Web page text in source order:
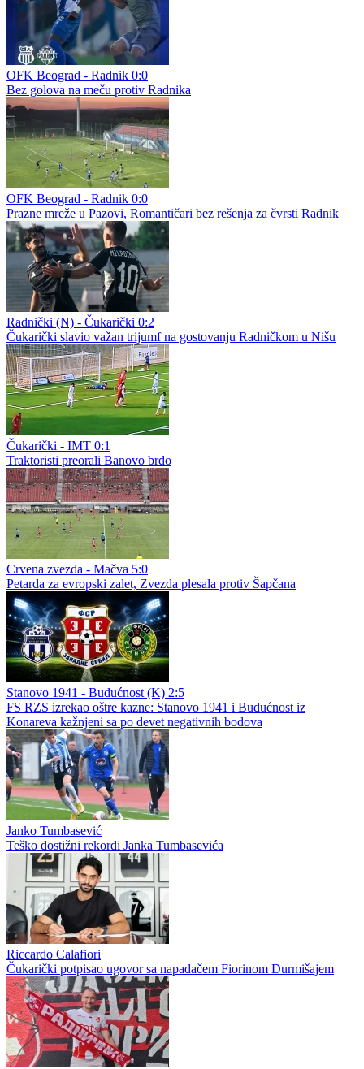
OFK Beograd - Radnik 0:0
Bez golova na meču protiv Radnika
OFK Beograd - Radnik 0:0
Prazne mreže u Pazovi, Romantičari bez rešenja za čvrsti Radnik
Radnički (N) - Čukarički 0:2
Čukarički slavio važan trijumf na gostovanju Radničkom u Nišu
Čukarički - IMT 0:1
Traktoristi preorali Banovo brdo
Crvena zvezda - Mačva 5:0
Petarda za evropski zalet, Zvezda plesala protiv Šapčana
Stanovo 1941 - Budućnost (K) 2:5
FS RZS izrekao oštre kazne: Stanovo 1941 i Budućnost iz
Konareva kažnjeni sa po devet negativnih bodova
Janko Tumbasević
Teško dostižni rekordi Janka Tumbasevića
Riccardo Calafiori
Čukarički potpisao ugovor sa napadačem Fiorinom Durmišajem